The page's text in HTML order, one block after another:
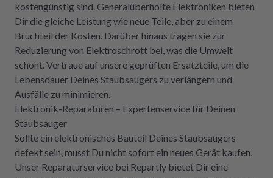
kostengünstig sind. Generalüberholte Elektroniken bieten
Dir die gleiche Leistung wie neue Teile, aber zu einem
Bruchteil der Kosten. Darüber hinaus tragen sie zur
Reduzierung von Elektroschrott bei, was die Umwelt
schont. Vertraue auf unsere geprüften Ersatzteile, um die
Lebensdauer Deines Staubsaugers zu verlängern und
Ausfälle zu minimieren.
Elektronik-Reparaturen – Expertenservice für Deinen
Staubsauger
Sollte ein elektronisches Bauteil Deines Staubsaugers
defekt sein, musst Du nicht sofort ein neues Gerät kaufen.
Unser Reparaturservice bei Repartly bietet Dir eine